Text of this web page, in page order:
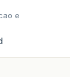
e